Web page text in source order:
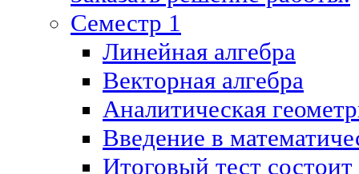
Семестр 1
Линейная алгебра
Векторная алгебра
Аналитическая
Введение в
Итоговый тест